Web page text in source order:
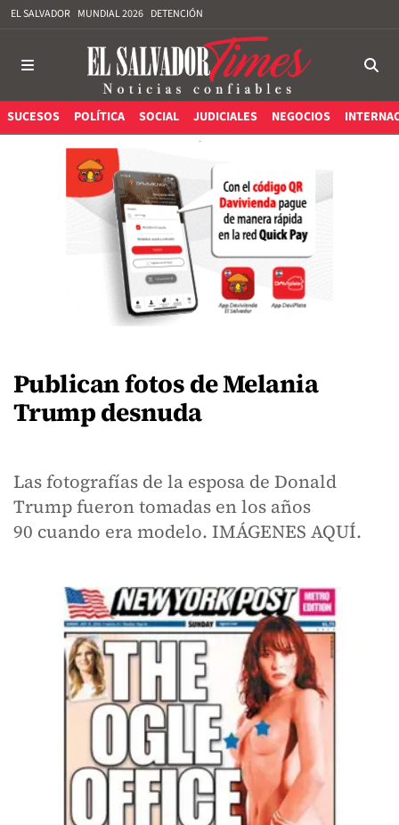
EL SALVADOR MUNDIAL 2026 DETENCIÓN
SUCESOS POLÍTICA SOCIAL JUDICIALES NEGOCIOS
Publican fotos de Melania
Trump desnuda
Las fotografías de la esposa de Donald
Trump fueron tomadas en los años
90 cuando era modelo. IMÁGENES AQUÍ.